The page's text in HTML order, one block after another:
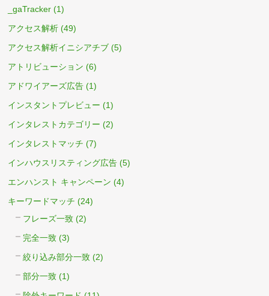
_gaTracker (1)
アクセス解析 (49)
アクセス解析イニシアチブ (5)
アトリビューション (6)
アドワイアーズ広告 (1)
インスタントプレビュー (1)
インタレストカテゴリー (2)
インタレストマッチ (7)
インハウスリスティング広告 (5)
エンハンスト キャンペーン (4)
キーワードマッチ (24)
フレーズ一致 (2)
完全一致 (3)
絞り込み部分一致 (2)
部分一致 (1)